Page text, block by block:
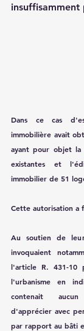
insuffisamment
Dans ce cas
immobilière avait
ayant pour objet la
existantes et
immobilier de 51
Cette autorisation a
Au soutien de
invoquaient
l'article R. 431-10
l'urbanisme en
contenait
d'apprécier avec
par rapport au bâti